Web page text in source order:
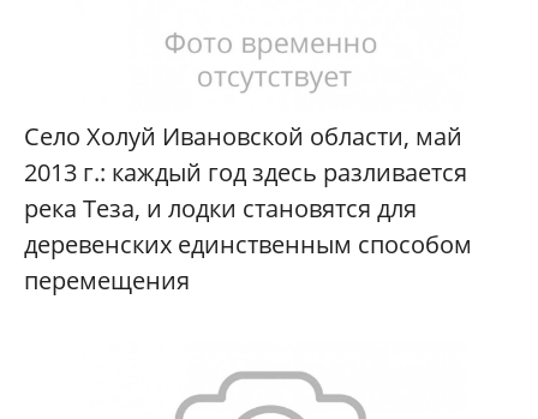
Село Холуй Ивановской области, май
2013 г.: каждый год здесь разливается
река Теза, и лодки становятся для
деревенских единственным способом
перемещения